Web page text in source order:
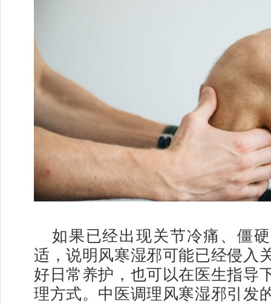
如果已经出现关节冷痛、僵
适，说明风寒湿邪可能已经侵入
好日常养护，也可以在医生指导
理方式。中医调理风寒湿邪引发